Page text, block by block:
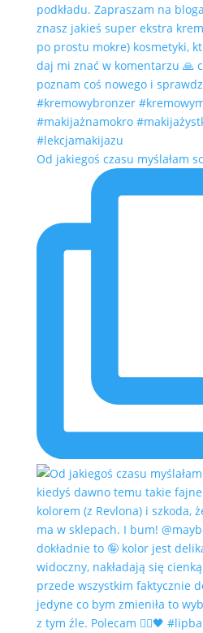
Od jakiegoś czasu myślałam